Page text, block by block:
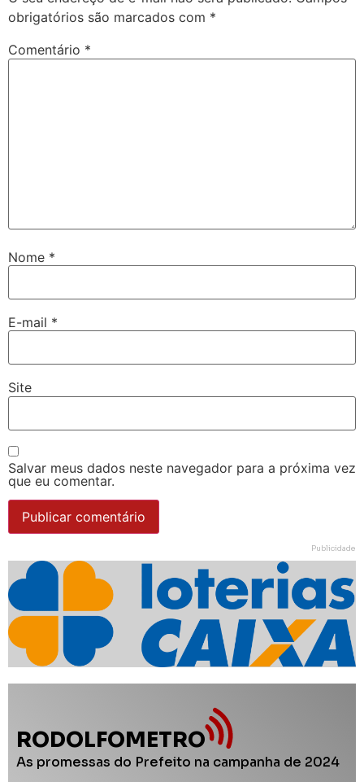
obrigatórios são marcados com *
Comentário *
Nome *
E-mail *
Site
Salvar meus dados neste navegador para a próxima vez
que eu comentar.
Publicidade
RODOLFOMETRO
As promessas do Prefeito na campanha de 2024